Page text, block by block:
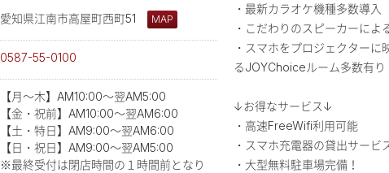
愛知県江南市高屋町西町51 MAP
0587-55-0100
【月～木】AM10:00～翌AM5:00
【金・祝前】AM10:00～翌AM6:00
【土・特日】AM9:00～翌AM6:00
【日・祝日】AM9:00～翌AM5:00
※最終受付は閉店時間の１時間前となり
・最新カラオケ機種多数導入
・こだわりのスピーカーによ
・スマホをプロジェクター
るJOYChoiceルーム多数有り
↓お得なサービス↓
・高速FreeWifi利用可能
・スマホ充電器の貸出サービ
・大型無料駐車場完備！